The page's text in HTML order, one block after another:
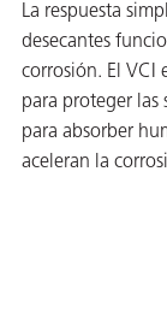
La respuesta
desecantes
corrosión. El VCI
para proteger las
para absorber
aceleran la